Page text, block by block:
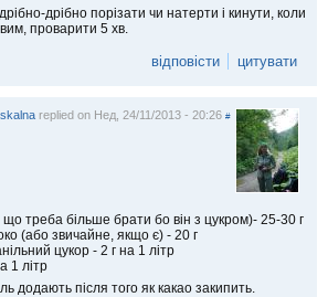
дрібно порізати чи натерти і кинути, коли
проварити 5 хв.
відповісти цитувати
replied on Нед, 24/11/2013 - 20:26 #
треба більше брати бо він з цукром)- 25-30 г
(або звичайне, якщо є) - 20 г
цукор - 2 г на 1 літр
1 літр
додають після того як какао закипить.